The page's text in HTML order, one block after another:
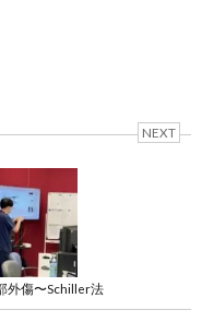
NEXT
外傷〜Schiller法